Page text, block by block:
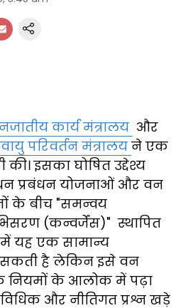
कार्य मंत्रालय और
परिवर्तन मंत्रालय ने एक
की। इसका घोषित उद्देश्य
प्रबंधन योजनाओं और वन
के बीच "समन्वय
(कन्वर्जेंस)" स्थापित
यह एक सामान्य
है लेकिन इसे वन
नियमों के आलोक में पढ़ा
और नीतिगत प्रश्न खड़े